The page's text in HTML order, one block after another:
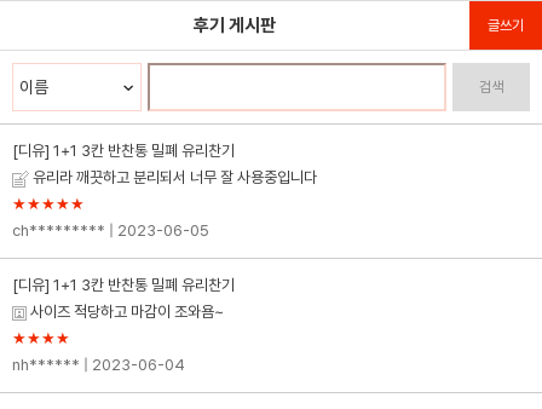
후기 게시판 글쓰기
검색
[디유] 1+1 3칸 반찬통 밀폐 유리찬기
유리라 깨끗하고 분리되서 너무 잘 사용중입니다
★★★★★
ch*********
| 2023-06-05
[디유] 1+1 3칸 반찬통 밀폐 유리찬기
사이즈 적당하고 마감이 조와욤~
★★★★
nh******
| 2023-06-04